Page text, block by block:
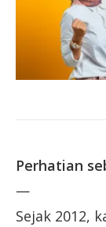
Perhatian
—
Sejak 2012,